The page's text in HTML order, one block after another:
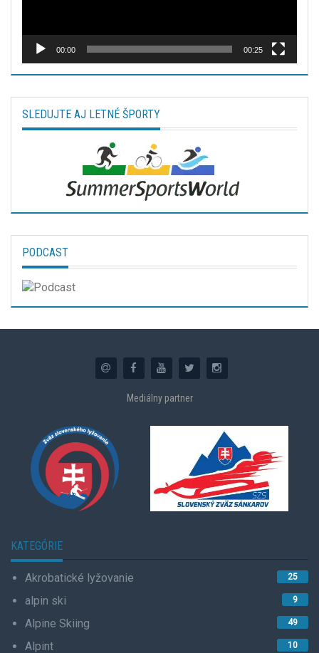
00:00 00:25
SLEDUJTE AJ LETNÉ ŠPORTY
PODCAST
Mediálny partner
KATEGÓRIE
Akrobatické lyžovanie 25
alpin ski 9
Alpine Skiing 49
Alpint 10